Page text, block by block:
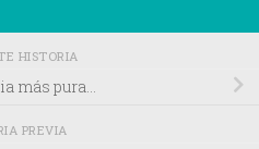
HISTORIA
más pura…
PREVIA